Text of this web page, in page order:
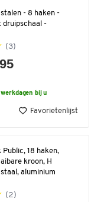
- 8 haken -
druipschaal -
(3)
bij u
Favorietenlijst
18 haken,
kroon, H
aluminium
(2)